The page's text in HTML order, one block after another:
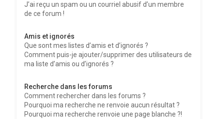
J’ai reçu un spam ou un courriel abusif d’un membre
de ce forum !
Amis et ignorés
Que sont mes listes d’amis et d’ignorés ?
Comment puis-je ajouter/supprimer des utilisateurs de
ma liste d’amis ou d’ignorés ?
Recherche dans les forums
Comment rechercher dans les forums ?
Pourquoi ma recherche ne renvoie aucun résultat ?
Pourquoi ma recherche renvoie une page blanche ?!